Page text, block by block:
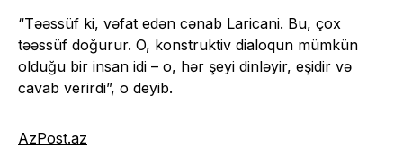
“Təəssüf ki, vəfat edən cənab Laricani. Bu, çox
təəssüf doğurur. O, konstruktiv dialoqun mümkün
olduğu bir insan idi – o, hər şeyi dinləyir, eşidir və
cavab verirdi”, o deyib.
AzPost.az